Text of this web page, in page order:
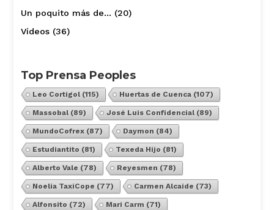
Un poquito más de… (20)
Vídeos(36)
Top Prensa Peoples
Leo Cortigol(115) Huertas de Cuenca(107)
Massobal(89) José Luis Confidencial(89)
MundoCofrex(87) Daymon (84)
Estudiantito (81) Texeda Hijo (81)
Alberto Vale (78) Reyesmen (78)
Noelia TaxiCope (77) Carmen Alcaide (73)
Alfonsito (72) Mari Carm (71)